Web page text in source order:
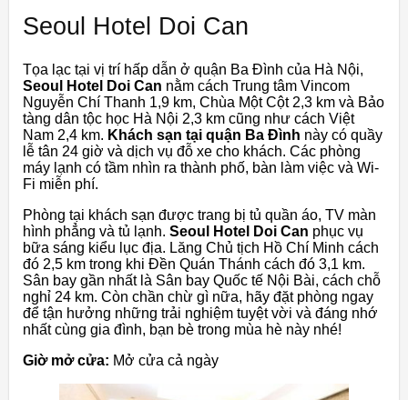
Seoul Hotel Doi Can
Tọa lạc tại vị trí hấp dẫn ở quận Ba Đình của Hà Nội,
Seoul Hotel Doi Can nằm cách Trung tâm Vincom
Nguyễn Chí Thanh 1,9 km, Chùa Một Cột 2,3 km và Bảo
tàng dân tộc học Hà Nội 2,3 km cũng như cách Việt
Nam 2,4 km. Khách sạn tại quận Ba Đình này có quầy
lễ tân 24 giờ và dịch vụ đỗ xe cho khách. Các phòng
máy lạnh có tầm nhìn ra thành phố, bàn làm việc và Wi-
Fi miễn phí.
Phòng tại khách sạn được trang bị tủ quần áo, TV màn
hình phẳng và tủ lạnh. Seoul Hotel Doi Can phục vụ
bữa sáng kiểu lục địa. Lăng Chủ tịch Hồ Chí Minh cách
đó 2,5 km trong khi Đền Quán Thánh cách đó 3,1 km.
Sân bay gần nhất là Sân bay Quốc tế Nội Bài, cách chỗ
nghỉ 24 km. Còn chần chừ gì nữa, hãy đặt phòng ngay
để tận hưởng những trải nghiệm tuyệt vời và đáng nhớ
nhất cùng gia đình, bạn bè trong mùa hè này nhé!
Giờ mở cửa: Mở cửa cả ngày